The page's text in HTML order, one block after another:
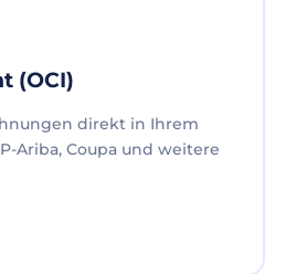
(OCI)
direkt in Ihrem
Ariba, Coupa und weitere